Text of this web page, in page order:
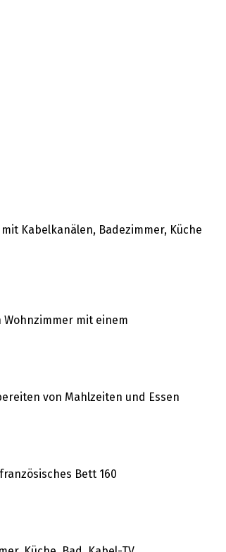
Kabelkanälen, Badezimmer, Küche
mit einem
von Mahlzeiten und Essen
Bett 160